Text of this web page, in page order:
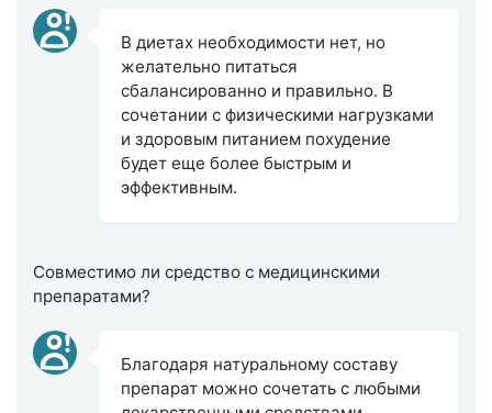
В диетах необходимости нет, но
желательно питаться
сбалансированно и правильно. В
сочетании с физическими нагрузками
и здоровым питанием похудение
будет еще более быстрым и
эффективным.
Совместимо ли средство с медицинскими
препаратами?
Благодаря натуральному составу
препарат можно сочетать с любыми